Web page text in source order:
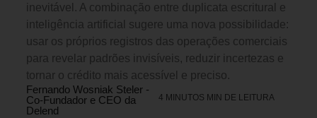
inevitável. A combinação entre duplicata escritural e
inteligência artificial sugere uma nova possibilidade:
usar os próprios registros das operações comerciais
para revelar padrões invisíveis, reduzir incertezas e
tornar o crédito mais acessível e preciso.
Fernando Wosniak Steler -
Co-Fundador e CEO da
Delend
4 MINUTOS MIN DE LEITURA